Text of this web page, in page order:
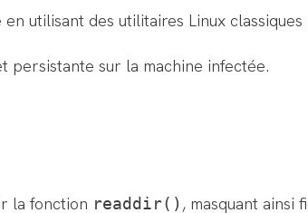
utilisant des utilitaires Linux classiques
persistante sur la machine infectée.
la fonction readdir() , masquant ainsi